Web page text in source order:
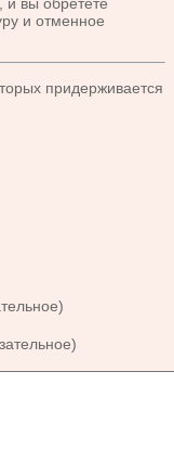
и вы обретете
и отменное
придерживается